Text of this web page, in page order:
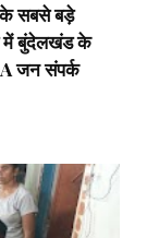
के सबसे बड़े
में बुंदेलखंड के
जन संपर्क